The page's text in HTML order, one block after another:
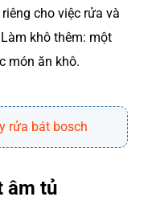
cho việc rửa và
khô thêm: một
món ăn khô.
rửa bát bosch
âm tủ